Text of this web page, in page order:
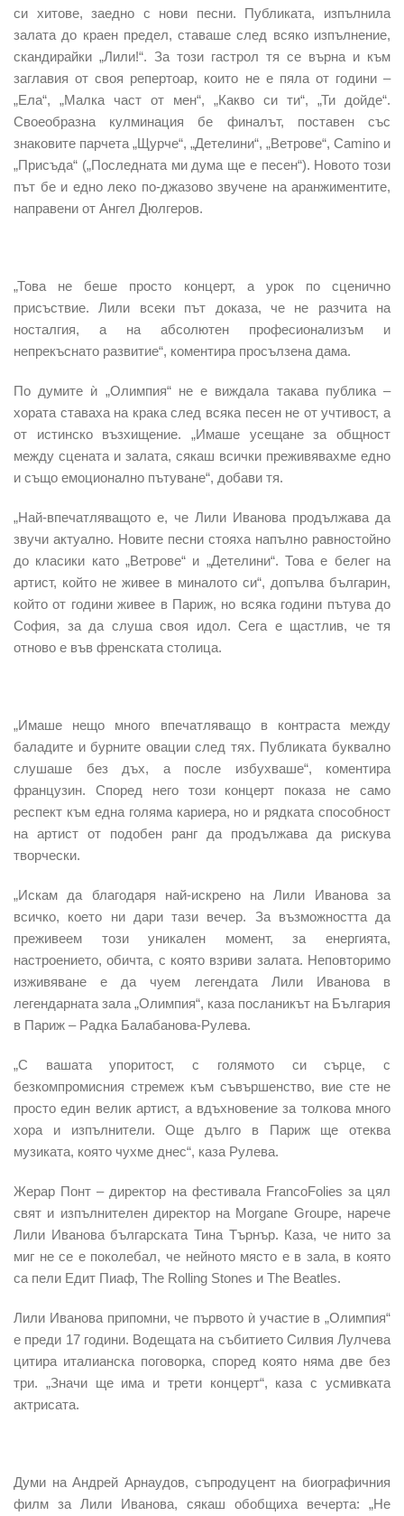
си хитове, заедно с нови песни. Публиката, изпълнила
залата до краен предел, ставаше след всяко изпълнение,
скандирайки „Лили!“. За този гастрол тя се върна и към
заглавия от своя репертоар, които не е пяла от години –
„Ела“, „Малка част от мен“, „Какво си ти“, „Ти дойде“.
Своеобразна кулминация бе финалът, поставен със
знаковите парчета „Щурче“, „Детелини“, „Ветрове“, Camino и
„Присъда“ („Последната ми дума ще е песен“). Новото този
път бе и едно леко по-джазово звучене на аранжиментите,
направени от Ангел Дюлгеров.
„Това не беше просто концерт, а урок по сценично
присъствие.Лили всеки път доказа, че не разчита на
носталгия, а на абсолютен професионализъм и
непрекъснато развитие“, коментира просълзена дама.
По думите ѝ „Олимпия“ не е виждала такава публика–
хората ставаха на крака след всяка песен не от учтивост, а
от истинско възхищение. „Имаше усещане за общност
между сцената и залата, сякаш всички преживявахме едно
и също емоционално пътуване“, добави тя.
„Най-впечатляващото е, че Лили Иванова продължава да
звучи актуално. Новите песни стояха напълно равностойно
до класики като „Ветрове“ и „Детелини“. Това е белег на
артист, който не живее в миналото си“, допълва българин,
който от години живее в Париж, но всяка години пътува до
София, за да слуша своя идол. Сега е щастлив, че тя
отново е във френската столица.
„Имаше нещо много впечатляващо в контраста между
баладите и бурните овации след тях. Публиката буквално
слушаше без дъх, а после избухваше“, коментира
французин. Според него този концерт показа не само
респект към една голяма кариера, но и рядката способност
на артист от подобен ранг да продължава да рискува
творчески.
„Искам да благодаря най-искрено на Лили Иванова за
всичко, което ни дари тази вечер. За възможността да
преживеем този уникален момент, за енергията,
настроението, обичта, с която взриви залата. Неповторимо
изживяване е да чуем легендата Лили Иванова в
легендарната зала „Олимпия“, каза посланикът на България
в Париж – Радка Балабанова-Рулева.
„С вашата упоритост, с голямото си сърце, с
безкомпромисния стремеж към съвършенство, вие сте не
просто един велик артист, а вдъхновение за толкова много
хора и изпълнители.Още дълго в Париж ще отеква
музиката, която чухме днес“, каза Рулева.
Жерар Понт – директор на фестивала FrancoFolies за цял
свят и изпълнителен директор на Morgane Groupe, нарече
Лили Иванова българската Тина Търнър. Каза, че нито за
миг не се е поколебал, че нейното място е в зала, в която
са пели Едит Пиаф, The Rolling Stones и The Beatles.
Лили Иванова припомни, че първото ѝ участие в „Олимпия“
е преди 17 години. Водещата на събитието Силвия Лулчева
цитира италианска поговорка, според която няма две без
три. „Значи ще има и трети концерт“, каза с усмивката
актрисата.
Думи на Андрей Арнаудов, съпродуцент на биографичния
филм за Лили Иванова, сякаш обобщиха вечерта: „Не